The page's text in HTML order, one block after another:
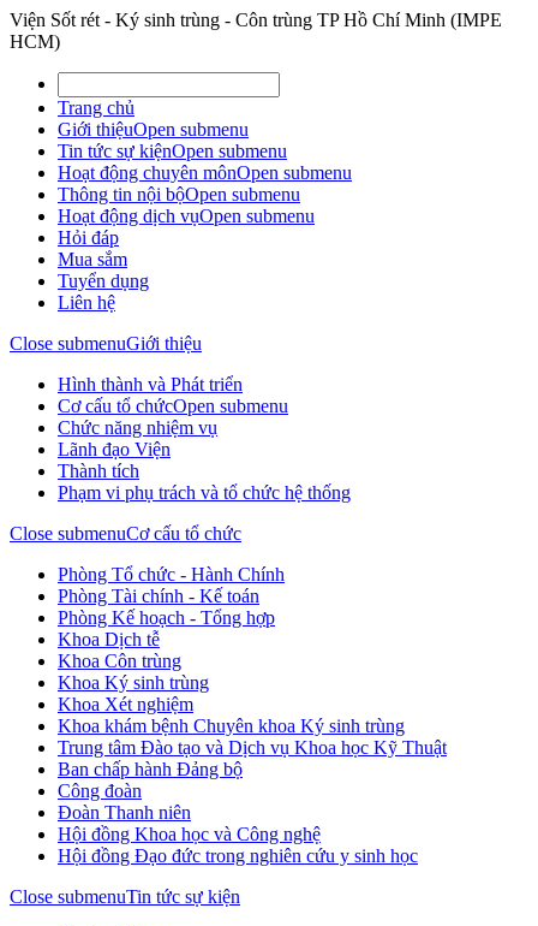
Viện Sốt rét - Ký sinh trùng - Côn trùng TP Hồ Chí Minh (IMPE
HCM)
Trang chủ
Giới thiệuOpen submenu
Tin tức sự kiệnOpen submenu
Hoạt động chuyên mônOpen submenu
Thông tin nội bộOpen submenu
Hoạt động dịch vụOpen submenu
Hỏi đáp
Mua sắm
Tuyển dụng
Liên hệ
Close submenuGiới thiệu
Hình thành và Phát triển
Cơ cấu tổ chứcOpen submenu
Chức năng nhiệm vụ
Lãnh đạo Viện
Thành tích
Phạm vi phụ trách và tổ chức hệ thống
Close submenuCơ cấu tổ chức
Phòng Tổ chức - Hành Chính
Phòng Tài chính - Kế toán
Phòng Kế hoạch - Tổng hợp
Khoa Dịch tễ
Khoa Côn trùng
Khoa Ký sinh trùng
Khoa Xét nghiệm
Khoa khám bệnh Chuyên khoa Ký sinh trùng
Trung tâm Đào tạo và Dịch vụ Khoa học Kỹ Thuật
Ban chấp hành Đảng bộ
Công đoàn
Đoàn Thanh niên
Hội đồng Khoa học và Công nghệ
Hội đồng Đạo đức trong nghiên cứu y sinh học
Close submenuTin tức sự kiện